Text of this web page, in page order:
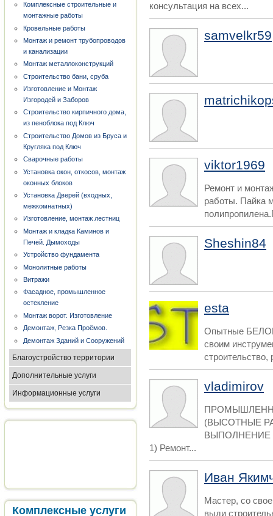
Комплексные строительные и
монтажные работы
Кровельные работы
Монтаж и ремонт трубопроводов
и канализации
Монтаж металлоконструкций
Строительство бани, сруба
Изготовление и Монтаж
Изгородей и Заборов
Строительство кирпичного дома,
из пеноблока под Ключ
Строительство Домов из Бруса и
Кругляка под Ключ
Сварочные работы
Установка окон, откосов, монтаж
оконных блоков
Установка Дверей (входных,
межкомнатных)
Изготовление, монтаж лестниц
Монтаж и кладка Каминов и
Печей. Дымоходы
Устройство фундамента
Монолитные работы
Витражи
Фасадное, промышленное
остекление
Монтаж ворот. Изготовление
Демонтаж, Резка Проёмов.
Демонтаж Зданий и Сооружений
Благоустройство территории
Дополнительные услуги
Информационные услуги
Комплексные услуги
консультация на всех...
samvelkr59
viktor1969
Ремонт и
работы. Пайка
Sheshin84
esta
Опытные
своим
строительство,
vladimirov
(ВЫСОТНЫЕ
1) Ремонт...
Иван
Мастер, со
выди